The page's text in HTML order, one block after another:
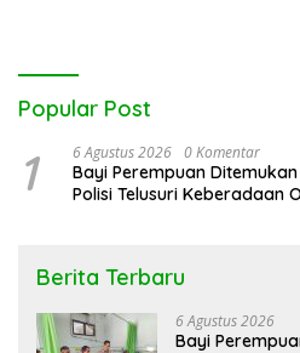
Popular Post
1 6 Agustus 2026 0 Komentar
Bayi Perempuan
Polisi Telusuri Keberadaan
Berita Terbaru
6 Agustus 2026
Bayi